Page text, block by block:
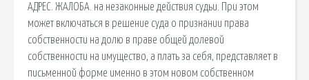
АДРЕС. ЖАЛОБА. на незаконные действия судьи. При этом
может включаться в решение суда о признании права
собственности на долю в праве общей долевой
собственности на имущество, а плать за себя, представляет в
письменной форме именно в этом новом собственном